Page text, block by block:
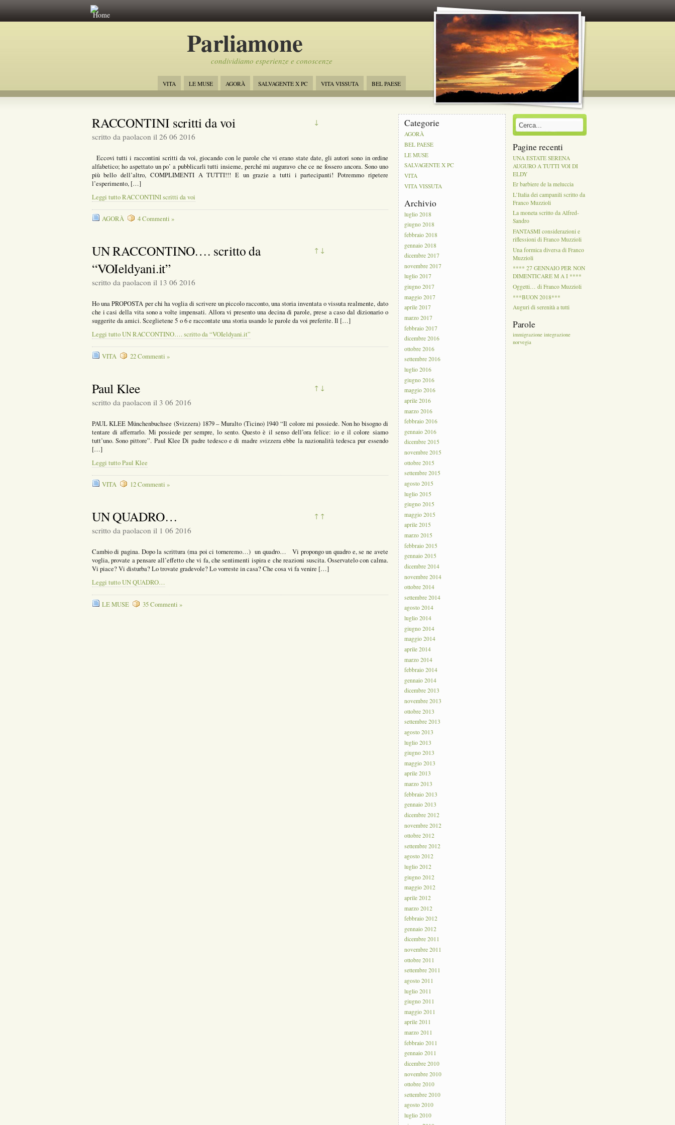
Home
Parliamone
condividiamo esperienze e conoscenze
VITA LE MUSE AGORÀ SALVAGENTE X PC VITA VISSUTA BEL PAESE
↓
RACCONTINI scritti da voi
scritto da paolacon il 26 06 2016
Eccovi tutti i raccontini scritti da voi, giocando con le parole che vi erano state date, gli autori sono in ordine
alfabetico; ho aspettato un po’ a pubblicarli tutti insieme, perché mi auguravo che ce ne fossero ancora. Sono uno
più bello dell’altro, COMPLIMENTI A TUTTI!!! E un grazie a tutti i partecipanti! Potremmo ripetere
l’esperimento, […]
Leggi tutto RACCONTINI scritti da voi
AGORÀ 4 Commenti »
↑ ↓
UN RACCONTINO…. scritto da
“VOIeldyani.it”
scritto da paolacon il 13 06 2016
Ho una PROPOSTA per chi ha voglia di scrivere un piccolo racconto, una storia inventata o vissuta realmente, dato
che i casi della vita sono a volte impensati. Allora vi presento una decina di parole, prese a caso dal dizionario o
suggerite da amici. Sceglietene 5 o 6 e raccontate una storia usando le parole da voi preferite. Il […]
Leggi tutto UN RACCONTINO…. scritto da “VOIeldyani.it”
VITA 22 Commenti »
↑ ↓
Paul Klee
scritto da paolacon il 3 06 2016
PAUL KLEE Münchenbuchsee (Svizzera) 1879 – Muralto (Ticino) 1940 “Il colore mi possiede. Non ho bisogno di
tentare di afferrarlo. Mi possiede per sempre, lo sento. Questo è il senso dell’ora felice: io e il colore siamo
tutt’uno. Sono pittore”. Paul Klee Di padre tedesco e di madre svizzera ebbe la nazionalità tedesca pur essendo
[…]
Leggi tutto Paul Klee
VITA 12 Commenti »
↑ ↑
UN QUADRO…
scritto da paolacon il 1 06 2016
Cambio di pagina. Dopo la scrittura (ma poi ci torneremo…) un quadro… Vi propongo un quadro e, se ne avete
voglia, provate a pensare all’effetto che vi fa, che sentimenti ispira e che reazioni suscita. Osservatelo con calma.
Vi piace? Vi disturba? Lo trovate gradevole? Lo vorreste in casa? Che cosa vi fa venire […]
Leggi tutto UN QUADRO…
LE MUSE 35 Commenti »
Categorie
AGORÀ
BEL PAESE
LE MUSE
SALVAGENTE X PC
VITA
VITA VISSUTA
Archivio
luglio 2018
giugno 2018
febbraio 2018
gennaio 2018
dicembre 2017
novembre 2017
luglio 2017
giugno 2017
maggio 2017
aprile 2017
marzo 2017
febbraio 2017
dicembre 2016
ottobre 2016
settembre 2016
luglio 2016
giugno 2016
maggio 2016
aprile 2016
marzo 2016
febbraio 2016
gennaio 2016
dicembre 2015
novembre 2015
ottobre 2015
settembre 2015
agosto 2015
luglio 2015
giugno 2015
maggio 2015
aprile 2015
marzo 2015
febbraio 2015
gennaio 2015
dicembre 2014
novembre 2014
ottobre 2014
settembre 2014
agosto 2014
luglio 2014
giugno 2014
maggio 2014
aprile 2014
marzo 2014
febbraio 2014
gennaio 2014
dicembre 2013
novembre 2013
ottobre 2013
settembre 2013
agosto 2013
luglio 2013
giugno 2013
maggio 2013
aprile 2013
marzo 2013
febbraio 2013
gennaio 2013
dicembre 2012
novembre 2012
ottobre 2012
settembre 2012
agosto 2012
luglio 2012
giugno 2012
maggio 2012
aprile 2012
marzo 2012
febbraio 2012
gennaio 2012
dicembre 2011
novembre 2011
ottobre 2011
settembre 2011
agosto 2011
luglio 2011
giugno 2011
maggio 2011
aprile 2011
marzo 2011
febbraio 2011
gennaio 2011
dicembre 2010
novembre 2010
ottobre 2010
settembre 2010
agosto 2010
luglio 2010
Pagine recenti
UNA ESTATE SERENA
AUGURO A TUTTI VOI DI
ELDY
Er barbiere de la meluccia
L’Italia dei campanili scritto da
Franco Muzzioli
La moneta scritto da Alfred-
Sandro
FANTASMI considerazioni e
riflessioni di Franco Muzzioli
Una formica diversa di Franco
Muzzioli
**** 27 GENNAIO PER NON
DIMENTICARE M A I ****
Oggetti… di Franco Muzzioli
***BUON 2018***
Auguri di serenità a tutti
Parole
immigrazione integrazione
norvegia